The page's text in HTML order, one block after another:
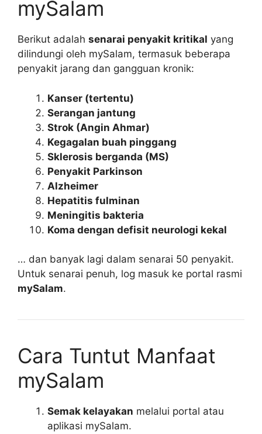
mySalam
Berikut adalah senarai penyakit kritikal yang
dilindungi oleh mySalam, termasuk beberapa
penyakit jarang dan gangguan kronik:
Kanser (tertentu)
Serangan jantung
Strok (Angin Ahmar)
Kegagalan buah pinggang
Sklerosis berganda (MS)
Penyakit Parkinson
Alzheimer
Hepatitis fulminan
Meningitis bakteria
Koma dengan defisit neurologi kekal
… dan banyak lagi dalam senarai 50 penyakit.
Untuk senarai penuh, log masuk ke portal rasmi
mySalam.
Cara Tuntut Manfaat
mySalam
Semak kelayakan melalui portal atau
aplikasi mySalam.